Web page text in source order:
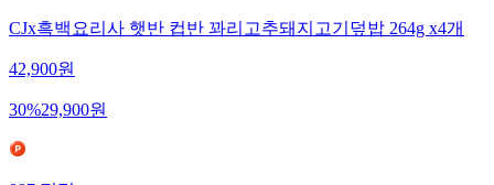
CJx흑백요리사 햇반 컵반 꽈리고추돼지고기덮밥 264g x4개
42,900원
30%29,900원